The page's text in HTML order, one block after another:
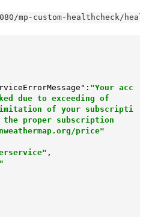
mp-custom-healthcheck/
: "Your acc
due to exceeding of
the proper subscription
openweathermap.org/price"
,